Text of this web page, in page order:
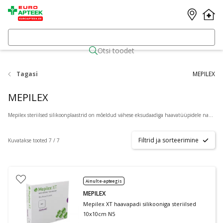
Otsi toodet
Tagasi MEPILEX
MEPILEX
Mepilex steriilsed silikoonplaastrid on mõeldud vähese eksudaadiga haavatüüpidele nagu jalahaavanditele, traumaatilistele haavadele
Kuvatakse tooted 7 / 7 Filtrid ja sorteerimine
Ainult e-apteegis
MEPILEX
Mepilex XT haavapadi silikooniga steriilsed
10x10cm N5